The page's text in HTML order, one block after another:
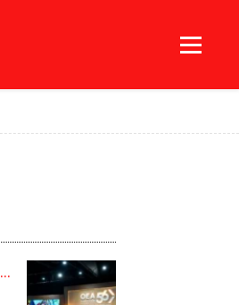
ORGANIZACIÓN DE ESTADOS AMERICANOS (OEA)